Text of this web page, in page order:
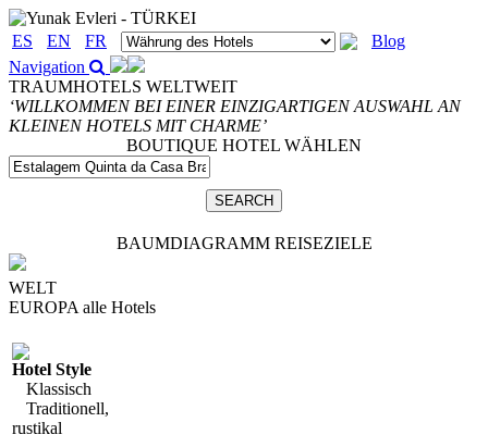
ES EN FR
Blog
Navigation
TRAUMHOTELS WELTWEIT
‘WILLKOMMEN BEI EINER EINZIGARTIGEN AUSWAHL AN
KLEINEN HOTELS MIT CHARME’
BOUTIQUE HOTEL WÄHLEN
BAUMDIAGRAMM REISEZIELE
WELT
EUROPA alle Hotels
Hotel Style
Klassisch
Traditionell,
rustikal